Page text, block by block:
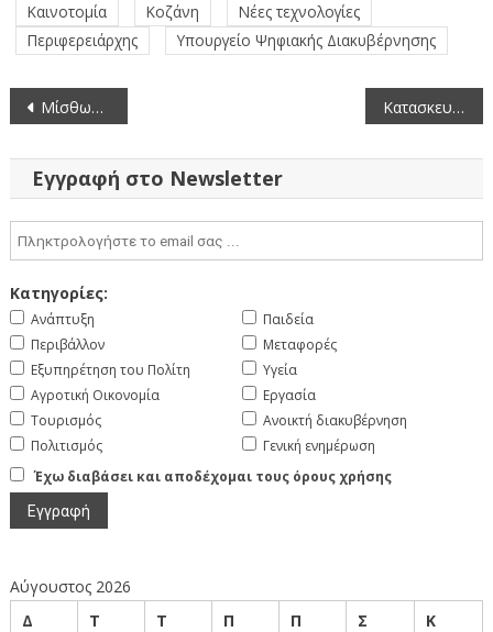
Καινοτομία
Κοζάνη
Νέες τεχνολογίες
Περιφερειάρχης
Υπουργείο Ψηφιακής Διακυβέρνησης
Πλοήγηση
άρθρων
Μίσθωση Μηχανημάτων για τον καθαρισμό υδατορεμάτων στην Π.Ε. Φλώρινας Κατασκευή και λειτουργία Αιολικού Σταθμού Παραγωγής Ηλεκτρικής Ενέργειας (ΑΣΠΗΕ) ισχύος 60MW στη θέση “Αγνάντια – Τσούκκα – Λιβάδια”
Εγγραφή στο Newsletter
Κατηγορίες:
Ανάπτυξη
Περιβάλλον
Εξυπηρέτηση του Πολίτη
Αγροτική Οικονομία
Τουρισμός
Πολιτισμός
Παιδεία
Μεταφορές
Υγεία
Εργασία
Ανοικτή διακυβέρνηση
Γενική ενημέρωση
Έχω διαβάσει και αποδέχομαι τους όρους χρήσης
Αύγουστος 2026
Δ
Τ Τ Π Π Σ
Κ